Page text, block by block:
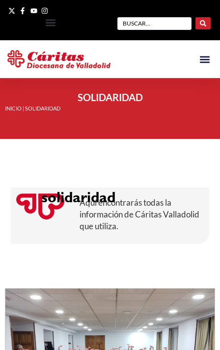
SOLIDARIDAD
INICIO SOLIDARIDAD
solidaridadAquí encontrarás todas la
información de Cáritas Valladolid
que utiliza.